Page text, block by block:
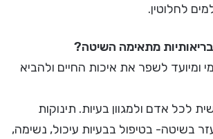
לחלוטין.
מתאימה השיטה?
ומיועד לשפר את איכות החיים ולהביא
לכל אדם ולמגוון בעיות. תינוקות
בשיטה- בטיפול בבעיות עיכול, נשימה,